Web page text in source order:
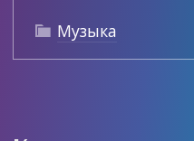
 Музыка